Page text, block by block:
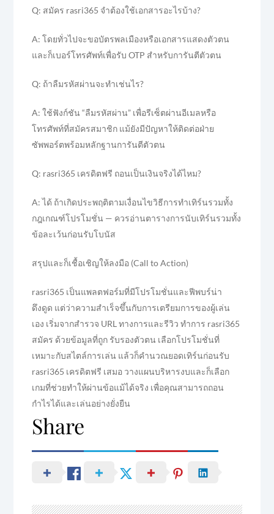
Q: สมัคร rasri365 จำต้องใช้เอกสารอะไรบ้าง?
A: โดยทั่วไปจะขอบัตรพลเมืองหรือเอกสารแสดงตัวตน
และก็เบอร์โทรศัพท์เพื่อรับ OTP สำหรับการันตีตัวตน
Q: ถ้าลืมรหัสผ่านจะทำเช่นไร?
A: ใช้ฟังก์ชัน “ลืมรหัสผ่าน” เพื่อรีเซ็ตผ่านอีเมลหรือ
โทรศัพท์ที่สมัครสมาชิก แม้ยังมีปัญหาให้ติดต่อฝ่าย
ซัพพอร์ตพร้อมหลักฐานการันตีตัวตน
Q: rasri365 เครดิตฟรี ถอนเป็นเงินจริงได้ไหม?
A: ได้ ถ้าเกิดประพฤติตามเงื่อนไขวิธีการทำเทิร์นรวมทั้ง
กฎเกณฑ์โปรโมชั่น — ควรอ่านตารางการนับเทิร์นรวมทั้ง
ข้อละเว้นก่อนรับโบนัส
สรุปและก็เชื้อเชิญให้ลงมือ (Call to Action)
rasri365 เป็นแพลตฟอร์มที่มีโปรโมชั่นและฟีพบร์น่า
ดึงดูด แต่ว่าความสำเร็จขึ้นกับการเตรียมการของผู้เล่น
เอง เริ่มจากสำรวจ URL ทางการและรีวิว ทำการ rasri365
สมัคร ด้วยข้อมูลที่ถูก รับรองตัวตน เลือกโปรโมชั่นที่
เหมาะกับสไตล์การเล่น แล้วก็คำนวณยอดเทิร์นก่อนรับ
rasri365 เครดิตฟรี เสมอ วางแผนบริหารงบและก็เลือก
เกมที่ช่วยทำให้ผ่านข้อแม้ได้จริง เพื่อคุณสามารถถอน
กำไรได้และเล่นอย่างยั่งยืน
Share